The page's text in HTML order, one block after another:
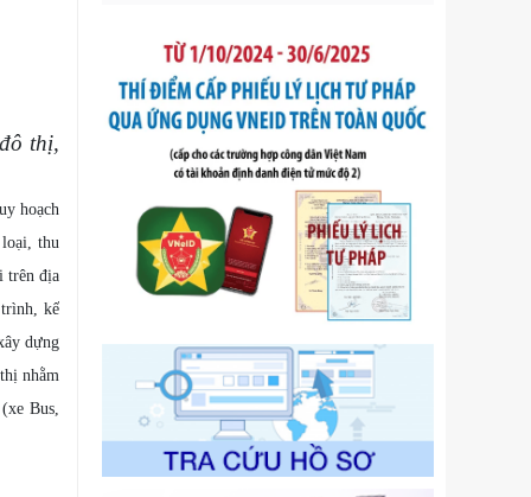
thị,
hoạch
thu
trên địa
kế
dựng
nhằm
Bus,
Số kí hiệu:292/2026/NĐ-CP
Tên: Nghị định số 292/2026/NĐ-CP
của Chính phủ: Quy định chi tiết một
số điều và biện pháp để tổ chức,
hướng dẫn thi hành Luật Quản lý
ngoại thương
Ngày ban hành: 21/07/2026
Số kí hiệu:105/2026/TT-BTC
Tên: Thông tư số 105/2026/TT-BTC
của Bộ Tài chính: Bãi bỏ Thông tư số
87/2019/TT- BТC ngày 19 tháng 12
năm 2019 của Bộ trưởng Bộ Tài
chính hướng dẫn thực hiện xử phạt
vi phạm hành chính trong lĩnh vực
kho bạc nhà nước
Ngày ban hành: 21/07/2026
Số kí hiệu:291/2026/NĐ-CP